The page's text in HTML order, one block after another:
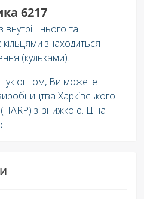
6217
внутрішнього та
знаходиться
(кульками).
оптом, Ви можете
Харківського
зі знижкою. Ціна